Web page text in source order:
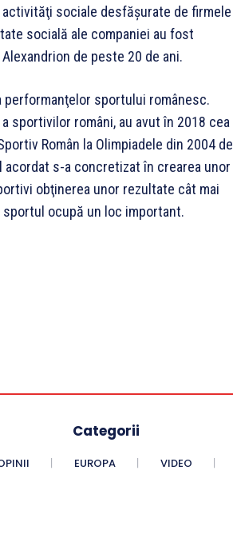
sociale desfăşurate de firmele
socială ale companiei au fost
de peste 20 de ani.
performanţelor sportului românesc.
sportivilor români, au avut în 2018 cea
Român la Olimpiadele din 2004 de
acordat s-a concretizat în crearea unor
obţinerea unor rezultate cât mai
ocupă un loc important.
Categorii
EUROPA VIDEO